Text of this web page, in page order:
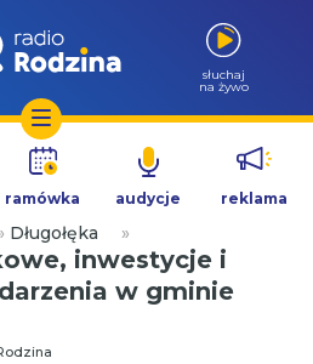
słuchaj
na żywo
ramówka audycje reklama
Długołęka »
inwestycje i
w gminie